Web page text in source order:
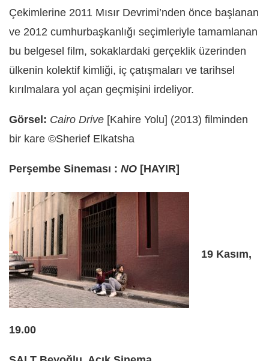
Çekimlerine 2011 Mısır Devrimi’nden önce başlanan
ve 2012 cumhurbaşkanlığı seçimleriyle tamamlanan
bu belgesel film, sokaklardaki gerçeklik üzerinden
ülkenin kolektif kimliği, iç çatışmaları ve tarihsel
kırılmalara yol açan geçmişini irdeliyor.
Görsel: Cairo Drive [Kahire Yolu] (2013) filminden
bir kare ©Sherief Elkatsha
Perşembe Sineması : NO [HAYIR]
19 Kasım,
19.00